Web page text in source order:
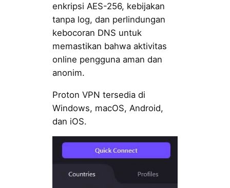
enkripsi AES-256, kebijakan
tanpa log, dan perlindungan
kebocoran DNS untuk
memastikan bahwa aktivitas
online pengguna aman dan
anonim.
Proton VPN tersedia di
Windows, macOS, Android,
dan iOS.